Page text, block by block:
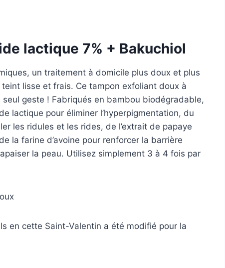
lactique 7% + Bakuchiol
un traitement à domicile plus doux et plus
lisse et frais. Ce tampon exfoliant doux à
geste ! Fabriqués en bambou biodégradable,
lactique pour éliminer l’hyperpigmentation, du
les ridules et les rides, de l’extrait de papaye
la farine d’avoine pour renforcer la barrière
la peau. Utilisez simplement 3 à 4 fois par
en cette Saint-Valentin a été modifié pour la